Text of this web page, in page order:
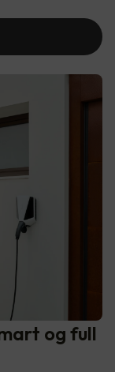
og full